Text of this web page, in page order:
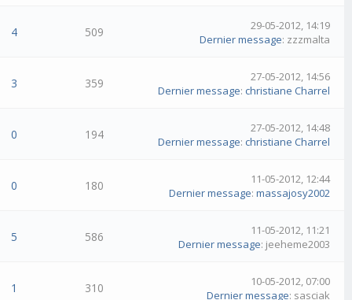
4 509
29-05-2012, 14:19
Dernier message: zzzmalta
3 359
27-05-2012, 14:56
Dernier message: christiane Charrel
0 194
27-05-2012, 14:48
Dernier message: christiane Charrel
0 180
11-05-2012, 12:44
Dernier message:massajosy2002
5 586
11-05-2012, 11:21
Dernier message: jeeheme2003
1 310
10-05-2012, 07:00
Dernier message: sasciak